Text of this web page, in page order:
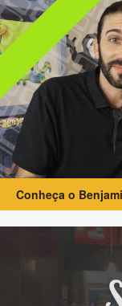
Conheça o